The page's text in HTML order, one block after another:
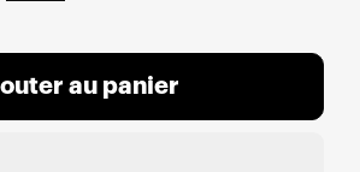
au panier